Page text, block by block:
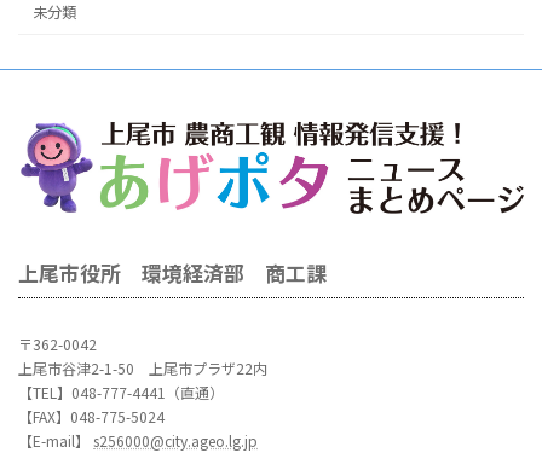
未分類
上尾市役所 環境経済部 商工課
〒362-0042
上尾市谷津2-1-50 上尾市プラザ22内
【TEL】048-777-4441（直通）
【FAX】048-775-5024
【E-mail】 s256000@city.ageo.lg.jp